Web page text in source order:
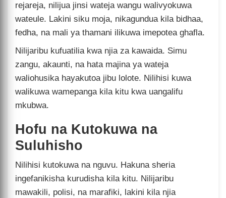
rejareja, nilijua jinsi wateja wangu walivyokuwa
wateule. Lakini siku moja, nikagundua kila bidhaa,
fedha, na mali ya thamani ilikuwa imepotea ghafla.
Nilijaribu kufuatilia kwa njia za kawaida. Simu
zangu, akaunti, na hata majina ya wateja
waliohusika hayakutoa jibu lolote. Nilihisi kuwa
walikuwa wamepanga kila kitu kwa uangalifu
mkubwa.
Hofu na Kutokuwa na
Suluhisho
Nilihisi kutokuwa na nguvu. Hakuna sheria
ingefanikisha kurudisha kila kitu. Nilijaribu
mawakili, polisi, na marafiki, lakini kila njia